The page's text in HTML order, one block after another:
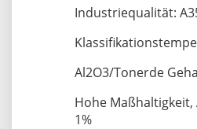
Industriequalität:
Al2O3/Tonerde
Hohe Maßhaltigkeit,
1%